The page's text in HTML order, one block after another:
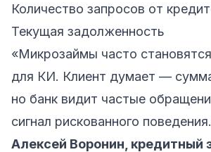
Количество запросов от
Текущая задолженность
«Микрозаймы часто
для КИ. Клиент думает —
но банк видит частые
сигнал рискованного
Алексей Воронин, кредитный